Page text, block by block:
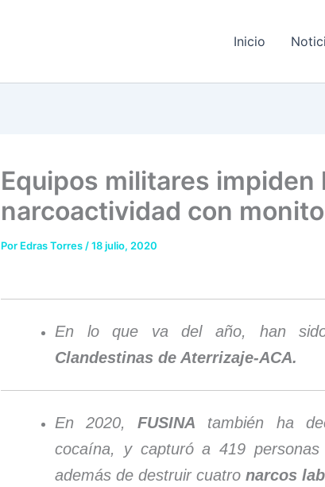
Inicio
Equipos militares impiden
narcoactividad con
Por Edras Torres /18 julio, 2020
En lo que va del año, han
Clandestinas de Aterrizaje-ACA.
En 2020,FUSINA también ha
cocaína, y capturó a 419
además de destruir cuatro narcos